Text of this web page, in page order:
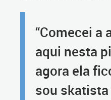
“Comecei a
aqui nesta
agora ela
sou